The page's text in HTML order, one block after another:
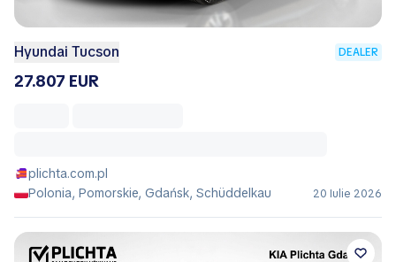
Hyundai Tucson DEALER
27.807 EUR
plichta.com.pl
Polonia, Pomorskie, Gdańsk, Schüddelkau
20 Iulie 2026